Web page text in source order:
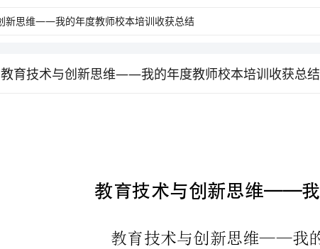
教育技术与创新思维——我的年度教师校本培训收获总结